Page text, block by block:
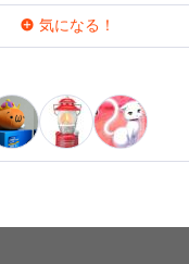
気になる！